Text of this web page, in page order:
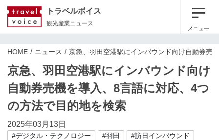
トラベルボイス
観光産業ニュース
メニュー
HOME ニュース 京急、羽田空港駅にインバウンド向け自動券売
京急、羽田空港駅にインバウンド向け
自動券売機を導入、8言語に対応、4つ
の方法で目的地を検索
2025年03月13日
#デジタル・テクノロジー #羽田 #訪日インバウンド